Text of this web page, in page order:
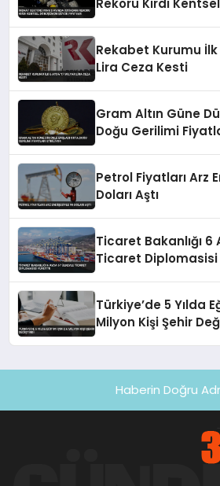
Rekoru Kırdı
Rekabet Kurumu
Lira Ceza Kesti
Gram Altın Güne
Doğu Gerilimi
Petrol Fiyatları Arz
Doları Aştı
Ticaret Bakanlığı 6
Ticaret
Türkiye’de 5 Yılda
Milyon Kişi Şehir
Haberin Doğru